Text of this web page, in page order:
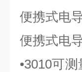
便携式电
便携式电
•3010可